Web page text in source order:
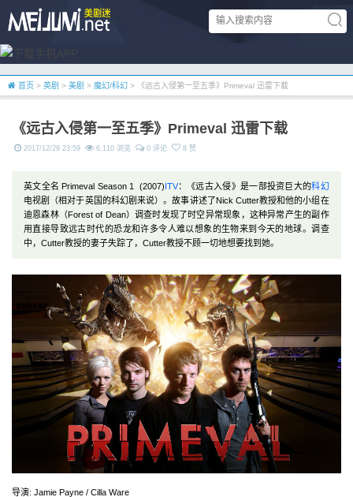
首页 > 英剧 > 美剧 > 魔幻/科幻 > 《远古入侵第一至五季》Primeval 迅雷下载
《远古入侵第一至五季》Primeval 迅雷下载
2017/12/29 23:59 6,110 浏览 0 评论 8 赞
英文全名 Primeval Season 1 (2007)ITV：《远古入侵》是一部投资巨大的科幻
电视剧（相对于英国的科幻剧来说）。故事讲述了Nick Cutter教授和他的小组在
迪恩森林（Forest of Dean）调查时发现了时空异常现象，这种异常产生的副作
用直接导致远古时代的恐龙和许多令人难以想象的生物来到今天的地球。调查
中，Cutter教授的妻子失踪了，Cutter教授不顾一切地想要找到她。
导演: Jamie Payne / Cilla Ware